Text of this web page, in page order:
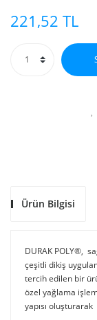
221,52 TL
Ürün Bilgisi
DURAK POLY®,
çeşitli dikiş
tercih edilen bir
özel yağlama
yapısı